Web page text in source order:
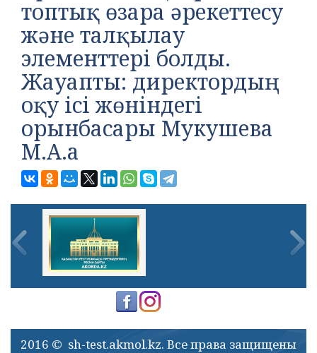
топтық өзара әрекеттесу
және талқылау
элементтері болды.
Жауапты: директордың
оқу ісі жөніндегі
орынбасары Мукушева
М.А.а
2016 © sh-test.akmol.kz. Все права защищены